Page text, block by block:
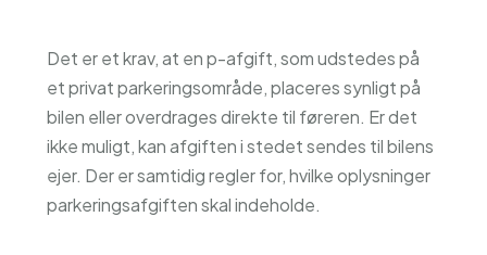
Det er et krav, at en p-afgift, som udstedes på
et privat parkeringsområde, placeres synligt på
bilen eller overdrages direkte til føreren. Er det
ikke muligt, kan afgiften i stedet sendes til bilens
ejer. Der er samtidig regler for, hvilke oplysninger
parkeringsafgiften skal indeholde.